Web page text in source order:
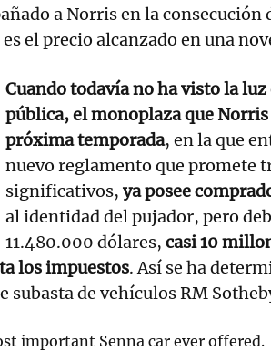
a Norris en la
el precio alcanzado en una
Cuando todavía no ha visto la luz
pública, el monoplaza que
próxima temporada, en la que
nuevo reglamento que promete
significativos, ya posee
al identidad del pujador, pero
11.480.000 dólares,casi 10
los impuestos. Así se ha
subasta de vehículos RM
important Senna car ever offered.